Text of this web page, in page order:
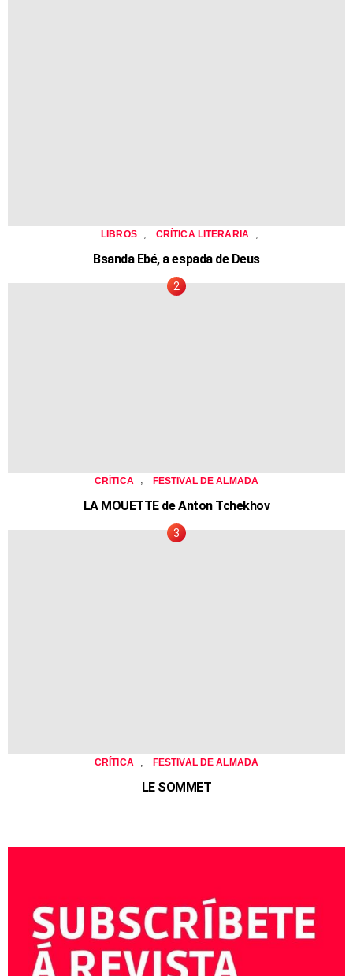
LIBROS CRÍTICA LITERARIA
Bsanda Ebé, a espada de Deus
CRÍTICA , FESTIVAL DE ALMADA
LA MOUETTE de Anton Tchekhov
CRÍTICA FESTIVAL DE ALMADA
LE SOMMET